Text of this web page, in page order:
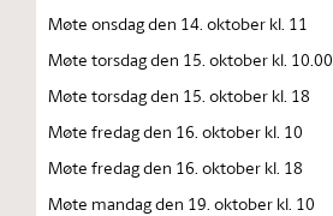
Møte onsdag den 14. oktober kl. 11
Møte torsdag den 15. oktober kl. 10.00
Møte torsdag den 15. oktober kl. 18
Møte fredag den 16. oktober kl. 10
Møte fredag den 16. oktober kl. 18
Møte mandag den 19. oktober kl. 10